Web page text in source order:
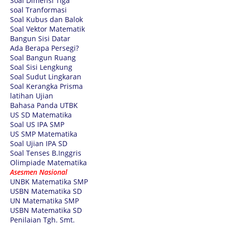
soal Tranformasi
Soal Kubus dan Balok
Soal Vektor Matematik
Bangun Sisi Datar
Ada Berapa Persegi?
Soal Bangun Ruang
Soal Sisi Lengkung
Soal Sudut Lingkaran
Soal Kerangka Prisma
latihan Ujian
Bahasa Panda UTBK
US SD Matematika
Soal US IPA SMP
US SMP Matematika
Soal Ujian IPA SD
Soal Tenses B.Inggris
Olimpiade Matematika
Asesmen Nasional
UNBK Matematika SMP
USBN Matematika SD
UN Matematika SMP
USBN Matematika SD
Penilaian Tgh. Smt.